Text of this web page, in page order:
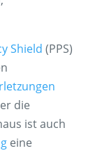
Shield(PPS)
die
ist auch
eine